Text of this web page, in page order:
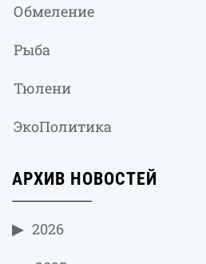
Обмеление
Рыба
Тюлени
ЭкоПолитика
АРХИВ НОВОСТЕЙ
2026